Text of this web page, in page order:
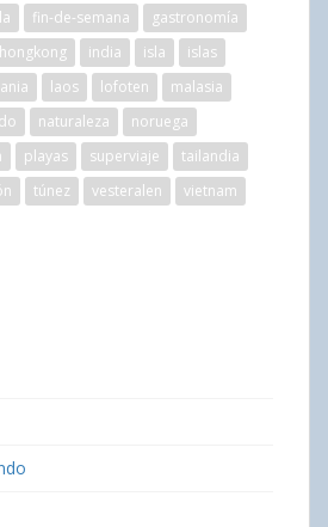
fin-de-semana
gastronomía
hongkong india isla
islas
laos lofoten
malasia
naturaleza
noruega
playas superviaje
tailandia
túnez vesteralen
vietnam